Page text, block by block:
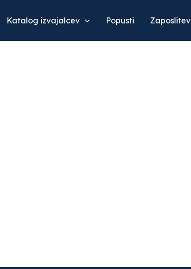
Katalog izvajalcev Popusti Zaposlitev